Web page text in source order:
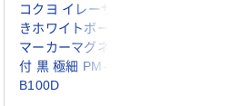
コクヨ イレーザー付
きホワイトボード用
マーカーマグネット
付 黒 極細 PM-
B100D